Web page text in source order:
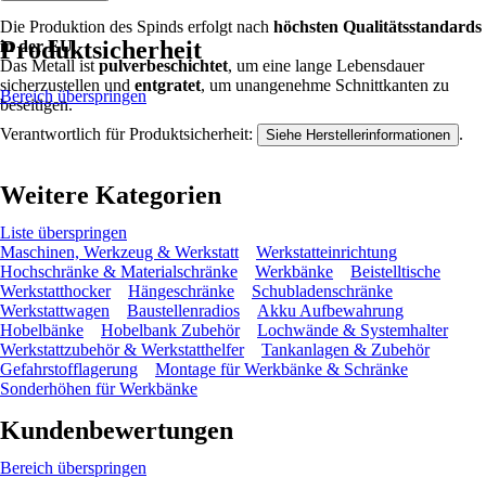
Die Produktion des Spinds erfolgt nach höchsten Qualitätsstandards
in der EU.
Das Metall ist pulverbeschichtet, um eine lange Lebensdauer
sicherzustellen und entgratet, um unangenehme Schnittkanten zu
beseitigen.
Produktsicherheit
Bereich überspringen
Verantwortlich für Produktsicherheit: Siehe Herstellerinformationen .
Weitere Kategorien
Liste überspringen
Maschinen, Werkzeug & Werkstatt
Werkstatteinrichtung
Hochschränke & Materialschränke
Werkbänke
Beistelltische
Werkstatthocker
Hängeschränke
Schubladenschränke
Werkstattwagen
Baustellenradios
Akku Aufbewahrung
Hobelbänke
Hobelbank Zubehör
Lochwände & Systemhalter
Werkstattzubehör & Werkstatthelfer
Tankanlagen & Zubehör
Gefahrstofflagerung
Montage für Werkbänke & Schränke
Sonderhöhen für Werkbänke
Kundenbewertungen
Bereich überspringen